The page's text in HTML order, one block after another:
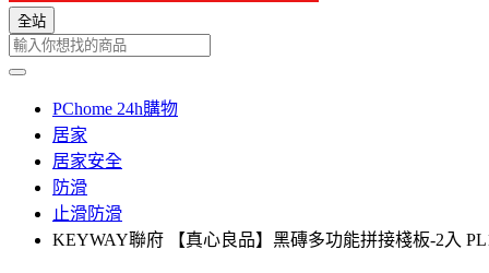
全站
PChome 24h購物
居家
居家安全
防滑
止滑防滑
KEYWAY聯府 【真心良品】黑磚多功能拼接棧板-2入